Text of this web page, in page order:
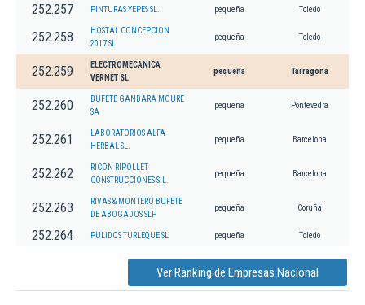
252.257 PINTURAS YEPES SL. pequeña Toledo
252.258
HOSTAL CONCEPCION
2017 SL.
pequeña Toledo
252.259
ELECTROMECANICA
VERNET SL
pequeña Tarragona
252.260
BUFETE GANDARA MOURE
SA
pequeña Pontevedra
252.261
LABORATORIOS ALFA
HERBAL SL.
pequeña Barcelona
252.262
RICON RIPOLLET
CONSTRUCCIONES S.L.
pequeña Barcelona
252.263
RIVAS & MONTERO BUFETE
DE ABOGADOS SLP
pequeña Coruña
252.264 PULIDOS TURLEQUE SL pequeña Toledo
Ver Ranking de Empresas Nacional